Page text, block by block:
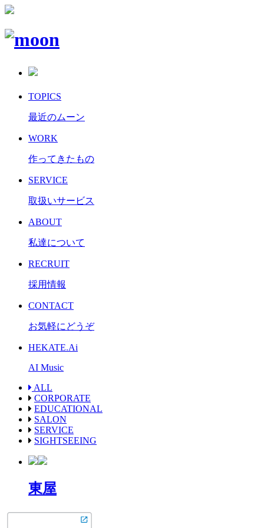
TOPICS
最近のムーン
WORK
作ってきたもの
SERVICE
取扱いサービス
ABOUT
私達について
RECRUIT
採用情報
CONTACT
お気軽にどうぞ
HEKATE.Ai
AI Music
ALL
CORPORATE
EDUCATIONAL
SALON
SERVICE
SIGHTSEEING
東屋